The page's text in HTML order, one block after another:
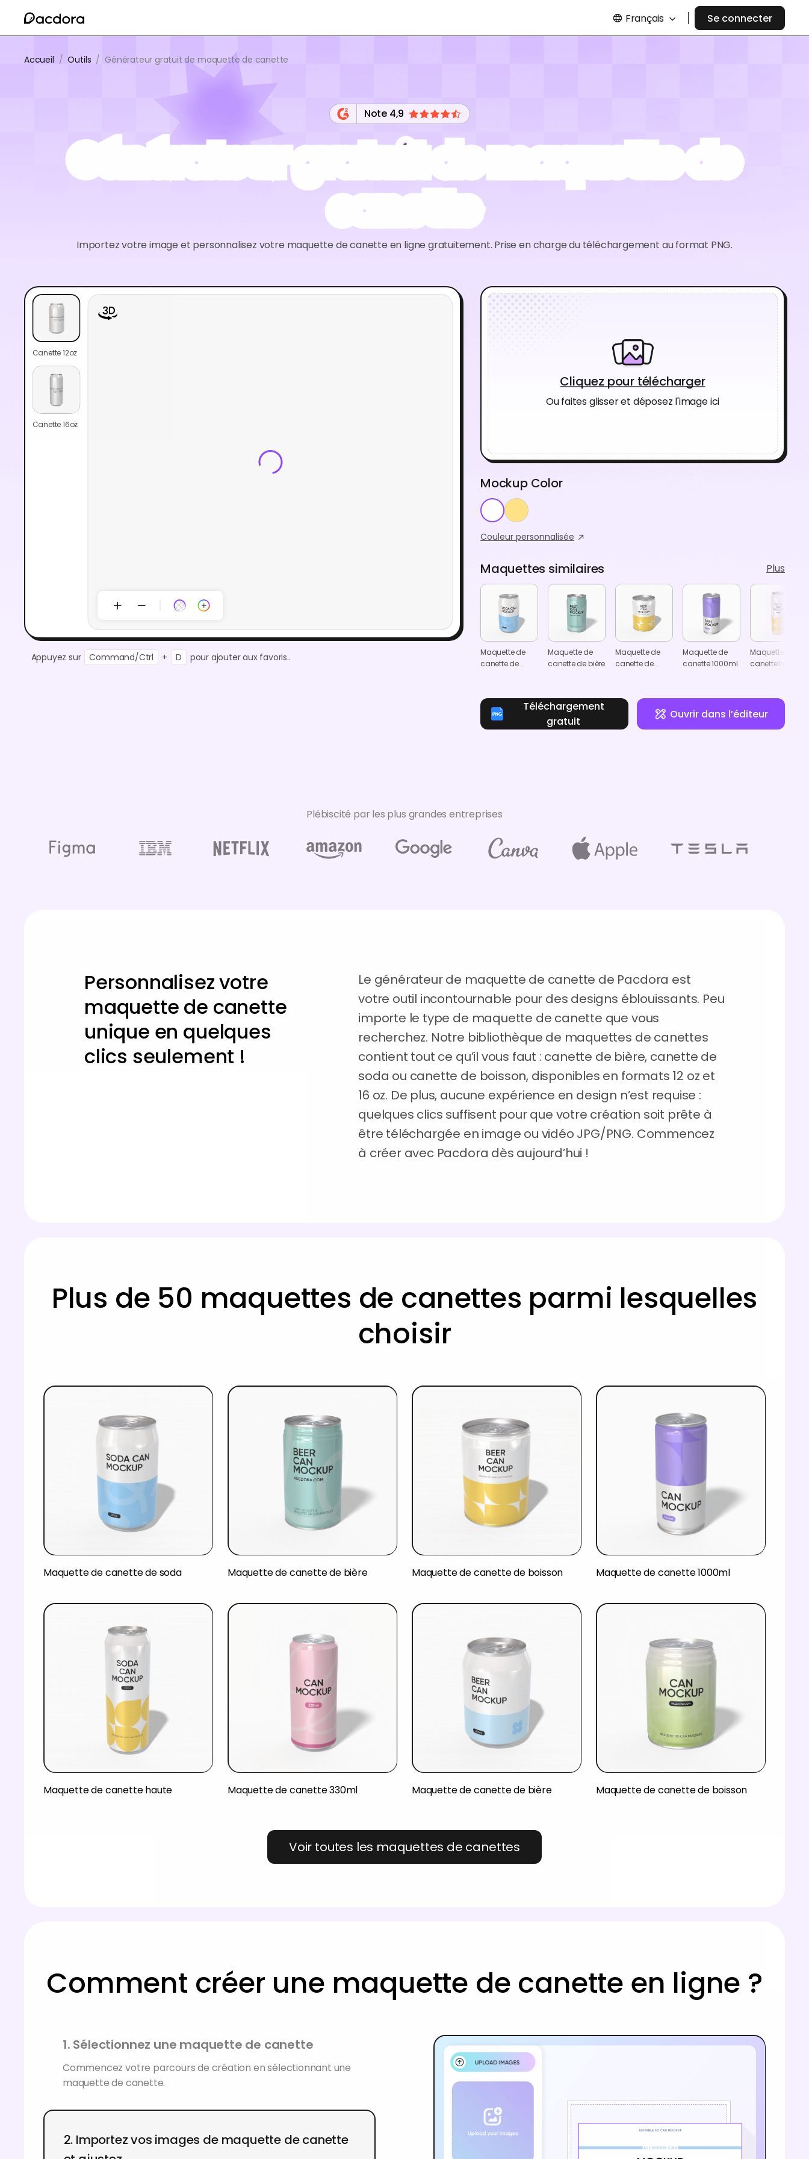
Français Se connecter
Accueil / Outils / Générateur gratuit de maquette de canette
Note 4,9
Générateur gratuit de maquette de
canette
Importez votre image et personnalisez votre maquette de canette en ligne gratuitement. Prise en charge du téléchargement au format PNG.
Canette 12oz
Canette 16oz
Appuyez sur Command/Ctrl + D pour ajouter aux favoris..
Cliquez pour télécharger
Ou faites glisser et déposez l'image ici
Mockup Color
Couleur personnalisée
Maquettes similaires Plus
Maquette de
canette de
Maquette de
canette de bière
Maquette de
canette de
Maquette de
canette 1000ml
Maquette de
canette haute
Téléchargement
gratuit
Ouvrir dans l’éditeur
Plébiscité par les plus grandes entreprises
Personnalisez votre
maquette de canette
unique en quelques
clics seulement !
Le générateur de maquette de canette de Pacdora est
votre outil incontournable pour des designs éblouissants. Peu
importe le type de maquette de canette que vous
recherchez. Notre bibliothèque de maquettes de canettes
contient tout ce qu’il vous faut : canette de bière, canette de
soda ou canette de boisson, disponibles en formats 12 oz et
16 oz. De plus, aucune expérience en design n’est requise :
quelques clics suffisent pour que votre création soit prête à
être téléchargée en image ou vidéo JPG/PNG. Commencez
à créer avec Pacdora dès aujourd’hui !
Plus de 50 maquettes de canettes parmi lesquelles
choisir
Maquette de canette de soda Maquette de canette de bière Maquette de canette de boisson Maquette de canette 1000ml
Maquette de canette haute Maquette de canette 330ml Maquette de canette de bière Maquette de canette de boisson
Voir toutes les maquettes de canettes
Comment créer une maquette de canette en ligne ?
1. Sélectionnez une maquette de canette
Commencez votre parcours de création en sélectionnant une
maquette de canette.
2. Importez vos images de maquette de canette